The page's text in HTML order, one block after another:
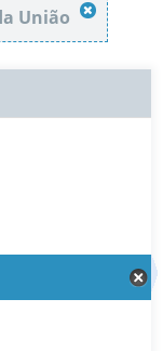
União